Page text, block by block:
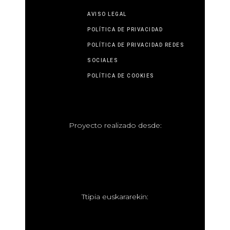
AVISO LEGAL
POLÍTICA DE PRIVACIDAD
POLÍTICA DE PRIVACIDAD REDES
SOCIALES
POLÍTICA DE COOKIES
Proyecto realizado desde:
Ttipia euskararekin: